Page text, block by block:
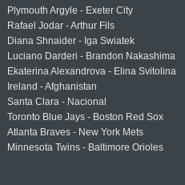
Plymouth Argyle - Exeter City
Rafael Jodar - Arthur Fils
Diana Shnaider - Iga Swiatek
Luciano Darderi - Brandon Nakashima
Ekaterina Alexandrova - Elina Svitolina
Ireland - Afghanistan
Santa Clara - Nacional
Toronto Blue Jays - Boston Red Sox
Atlanta Braves - New York Mets
Minnesota Twins - Baltimore Orioles